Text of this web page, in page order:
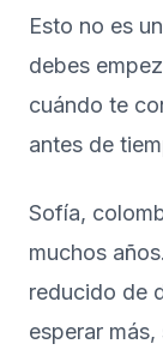
Esto no es
debes
cuándo te
antes de
Sofía,
muchos
reducido de
esperar